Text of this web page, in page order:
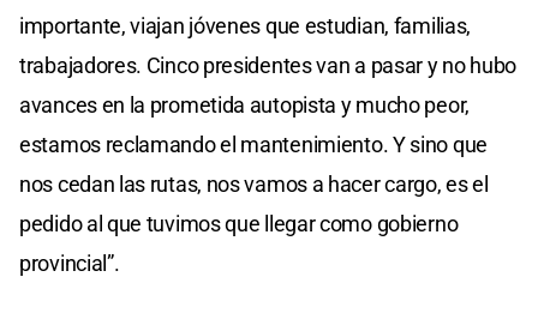
importante, viajan jóvenes que estudian, familias,
trabajadores. Cinco presidentes van a pasar y no hubo
avances en la prometida autopista y mucho peor,
estamos reclamando el mantenimiento. Y sino que
nos cedan las rutas, nos vamos a hacer cargo, es el
pedido al que tuvimos que llegar como gobierno
provincial”.